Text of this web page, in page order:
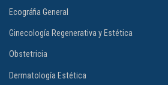
Ecográfia General
Ginecología Regenerativa y Estética
Obstetricia
Dermatología Estética